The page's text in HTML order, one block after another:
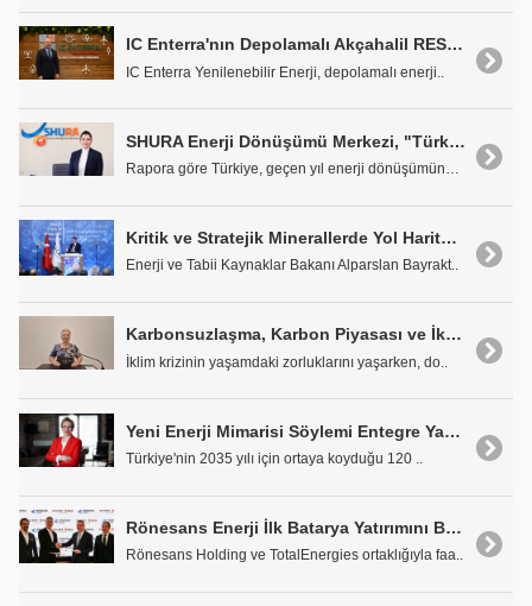
IC Enterra'nın Depolamalı Akçahalil RES Projesi için ÇED Süreci Tamamlandı
IC Enterra Yenilenebilir Enerji, depolamalı enerji..
SHURA Enerji Dönüşümü Merkezi, "Türkiye Enerji Dönüşümü Görünümü 2025" Raporunu Yayınladı
Rapora göre Türkiye, geçen yıl enerji dönüşümünde ..
Kritik ve Stratejik Minerallerde Yol Haritası Belli Oluyor
Enerji ve Tabii Kaynaklar Bakanı Alparslan Bayrakt..
Karbonsuzlaşma, Karbon Piyasası ve İklim Teknolojileri için İş Dünyası İTÜ'de
İklim krizinin yaşamdaki zorluklarını yaşarken, do..
Yeni Enerji Mimarisi Söylemi Entegre Yaklaşım Sağlayacak
Türkiye'nin 2035 yılı için ortaya koyduğu 120 ..
Rönesans Enerji İlk Batarya Yatırımını Başlattı
Rönesans Holding ve TotalEnergies ortaklığıyla faa..